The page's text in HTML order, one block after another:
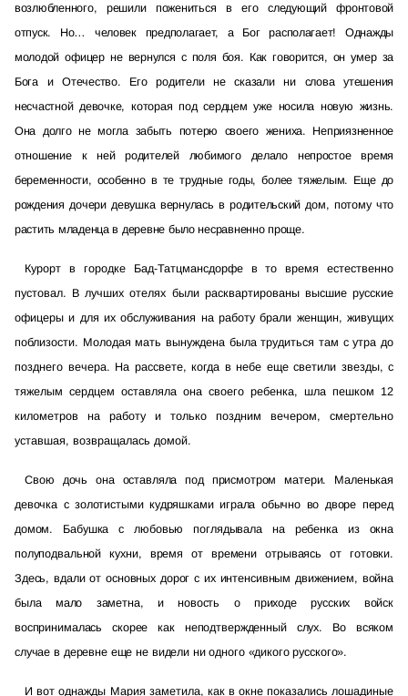
возлюбленного, решили пожениться в его следующий фронтовой
отпуск. Но… человек предполагает, а Бог располагает! Однажды
молодой офицер не вернулся с поля боя. Как говорится, он умер за
Бога и Отечество. Его родители не сказали ни слова утешения
несчастной девочке, которая под сердцем уже носила новую жизнь.
Она долго не могла забыть потерю своего жениха. Неприязненное
отношение к ней родителей любимого делало непростое время
беременности, особенно в те трудные годы, более тяжелым. Еще до
рождения дочери девушка вернулась в родительский дом, потому что
растить младенца в деревне было несравненно проще.
Курорт в городке Бад-Татцмансдорфе в то время естественно
пустовал. В лучших отелях были расквартированы высшие русские
офицеры и для их обслуживания на работу брали женщин, живущих
поблизости. Молодая мать вынуждена была трудиться там с утра до
позднего вечера. На рассвете, когда в небе еще светили звезды, с
тяжелым сердцем оставляла она своего ребенка, шла пешком 12
километров на работу и только поздним вечером, смертельно
уставшая, возвращалась домой.
Свою дочь она оставляла под присмотром матери. Маленькая
девочка с золотистыми кудряшками играла обычно во дворе перед
домом. Бабушка с любовью поглядывала на ребенка из окна
полуподвальной кухни, время от времени отрываясь от готовки.
Здесь, вдали от основных дорог с их интенсивным движением, война
была мало заметна, и новость о приходе русских войск
воспринималась скорее как неподтвержденный слух. Во всяком
случае в деревне еще не видели ни одного «дикого русского».
И вот однажды Мария заметила, как в окне показались лошадиные